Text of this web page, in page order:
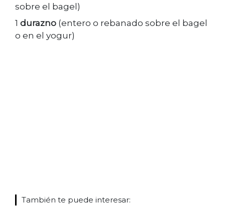
sobre el bagel)
1 durazno (entero o rebanado sobre el bagel
o en el yogur)
También te puede interesar: